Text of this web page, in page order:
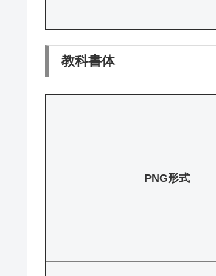
教科書体
PNG形式